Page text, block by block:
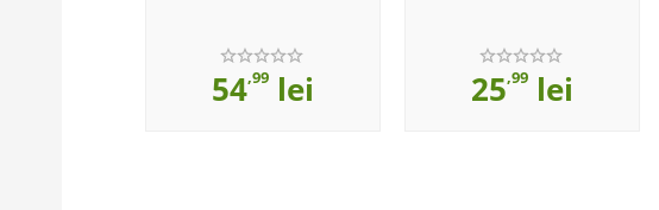
54,99 lei 25,99 lei